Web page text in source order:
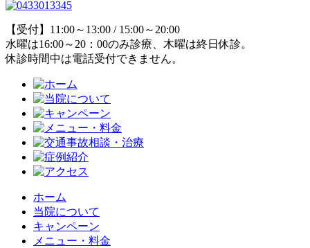
【受付】11:00～13:00 / 15:00～20:00
水曜は16:00～20：00のみ診療、木曜は終日休診。
休診時間中は電話受付できません。
ホーム
当院について
キャンペーン
メニュー・料金